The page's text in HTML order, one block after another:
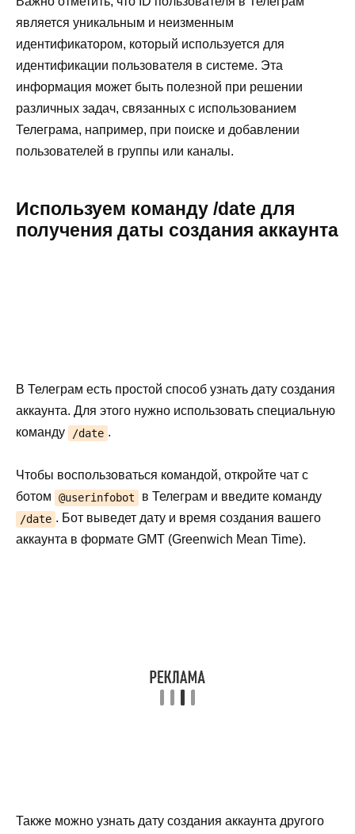
является уникальным и неизменным
идентификатором, который используется для
идентификации пользователя в системе. Эта
информация может быть полезной при решении
различных задач, связанных с использованием
Телеграма, например, при поиске и добавлении
пользователей в группы или каналы.
Используем команду /date для
получения даты создания аккаунта
В Телеграм есть простой способ узнать дату создания
аккаунта. Для этого нужно использовать специальную
команду
/date .
Чтобы воспользоваться командой, откройте чат с
ботом
@userinfobot в Телеграм и введите команду
/date . Бот выведет дату и время создания вашего
аккаунта в формате GMT (Greenwich Mean Time).
Также можно узнать дату создания аккаунта другого